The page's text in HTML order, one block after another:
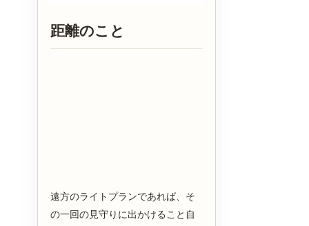
距離のこと
遠方のライトプランであれば、そ
の一回の見守りに出かけること自